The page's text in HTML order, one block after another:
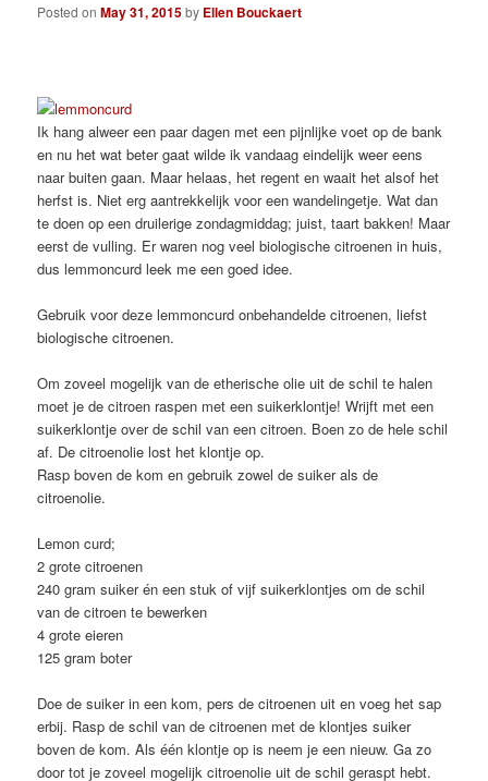
Posted onMay 31, 2015by Ellen Bouckaert
Ik hang alweer een paar dagen met een pijnlijke voet op de bank
en nu het wat beter gaat wilde ik vandaag eindelijk weer eens
naar buiten gaan. Maar helaas, het regent en waait het alsof het
herfst is. Niet erg aantrekkelijk voor een wandelingetje. Wat dan
te doen op een druilerige zondagmiddag; juist, taart bakken! Maar
eerst de vulling. Er waren nog veel biologische citroenen in huis,
dus lemmoncurd leek me een goed idee.
Gebruik voor deze lemmoncurd onbehandelde citroenen, liefst
biologische citroenen.
Om zoveel mogelijk van de etherische olie uit de schil te halen
moet je de citroen raspen met een suikerklontje! Wrijft met een
suikerklontje over de schil van een citroen. Boen zo de hele schil
af. De citroenolie lost het klontje op.
Rasp boven de kom en gebruik zowel de suiker als de
citroenolie.
Lemon curd;
2 grote citroenen
240 gram suiker én een stuk of vijf suikerklontjes om de schil
van de citroen te bewerken
4 grote eieren
125 gram boter
Doe de suiker in een kom, pers de citroenen uit en voeg het sap
erbij. Rasp de schil van de citroenen met de klontjes suiker
boven de kom. Als één klontje op is neem je een nieuw. Ga zo
door tot je zoveel mogelijk citroenolie uit de schil geraspt hebt.